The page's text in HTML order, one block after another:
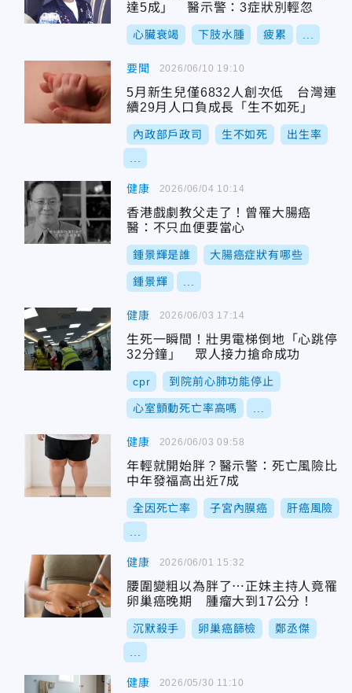
達5成」 醫示警：3症狀別輕忽
心臟衰竭 下肢水腫 疲累
要聞
5月新生兒僅6832人創次低 台灣連
續29月人口負成長「生不如死」
內政部戶政司 生不如死 出生率
2026/06/10 19:10
健康
香港戲劇教父走了！曾罹大腸癌
醫：不只血便要當心
鍾景輝是誰 大腸癌症狀有哪些
鍾景輝
2026/06/04 10:14
健康
生死一瞬間！壯男電梯倒地「心跳停
32分鐘」 眾人接力搶命成功
cpr 到院前心肺功能停止
心室顫動死亡率高嗎
2026/06/03 17:14
健康
年輕就開始胖？醫示警：死亡風險比
中年發福高出近7成
全因死亡率 子宮內膜癌 肝癌風險
2026/06/03 09:58
健康
腰圍變粗以為胖了⋯正妹主持人竟罹
卵巢癌晚期 腫瘤大到17公分！
沉默殺手 卵巢癌篩檢 鄭丞傑
2026/06/01 15:32
健康 2026/05/30 11:10